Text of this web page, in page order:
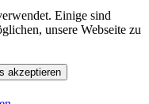
Einige sind
unsere Webseite zu
akzeptieren